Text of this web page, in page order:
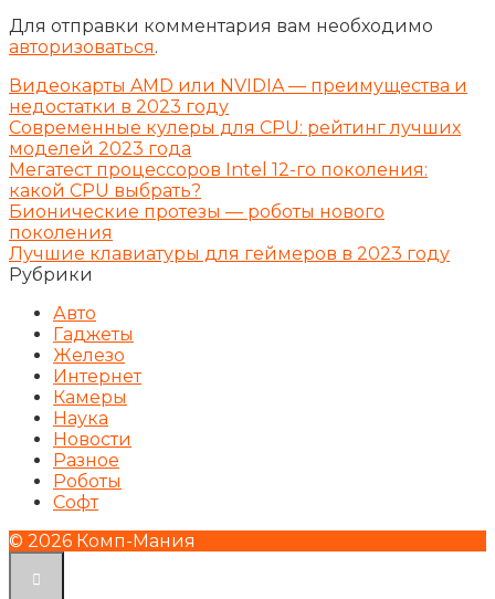
Для отправки комментария вам необходимо
авторизоваться.
Видеокарты AMD или NVIDIA — преимущества и
недостатки в 2023 году
Современные кулеры для CPU: рейтинг лучших
моделей 2023 года
Мегатест процессоров Intel 12-го поколения:
какой CPU выбрать?
Бионические протезы — роботы нового
поколения
Лучшие клавиатуры для геймеров в 2023 году
Рубрики
Авто
Гаджеты
Железо
Интернет
Камеры
Наука
Новости
Разное
Роботы
Софт
© 2026 Комп-Мания